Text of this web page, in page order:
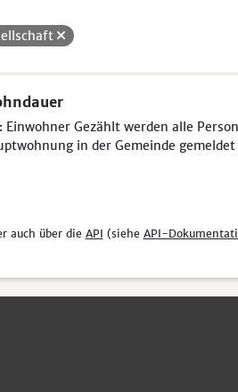
Einwohner Gezählt werden alle
in der Gemeinde gemeldet
auch über die API (siehe API-